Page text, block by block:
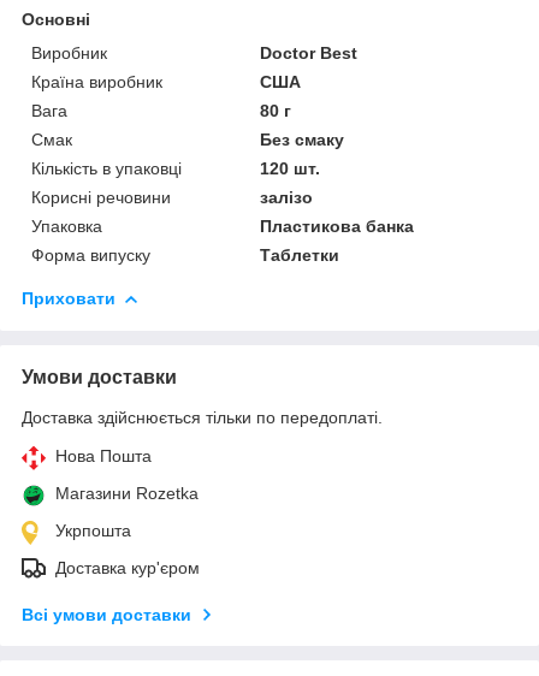
Основні
Виробник
Doctor Best
Країна виробник
США
Вага
80 г
Смак
Без смаку
Кількість в упаковці
120 шт.
Корисні речовини
залізо
Упаковка
Пластикова банка
Форма випуску
Таблетки
Приховати
Умови доставки
Доставка здійснюється тільки по передоплаті.
Нова Пошта
Магазини Rozetka
Укрпошта
Доставка кур'єром
Всі умови доставки